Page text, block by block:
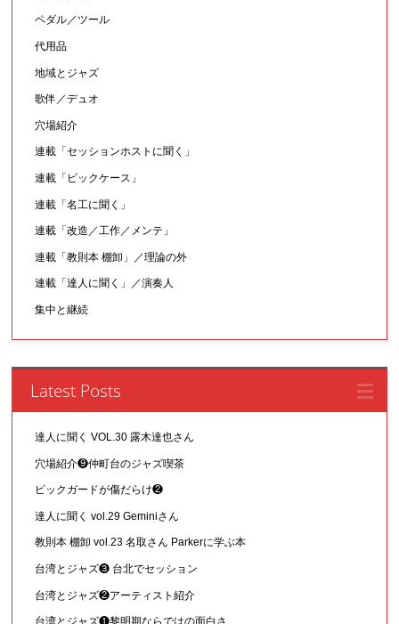
ペダル／ツール
代用品
地域とジャズ
歌伴／デュオ
穴場紹介
連載「セッションホストに聞く」
連載「ピックケース」
連載「名工に聞く」
連載「改造／工作／メンテ」
連載「教則本 棚卸」／理論の外
連載「達人に聞く」／演奏人
集中と継続
Latest Posts
達人に聞く VOL.30 露木達也さん
穴場紹介❾仲町台のジャズ喫茶
ピックガードが傷だらけ❷
達人に聞く vol.29 Geminiさん
教則本 棚卸 vol.23 名取さん Parkerに学ぶ本
台湾とジャズ❸ 台北でセッション
台湾とジャズ❷アーティスト紹介
台湾とジャズ❶黎明期ならではの面白さ